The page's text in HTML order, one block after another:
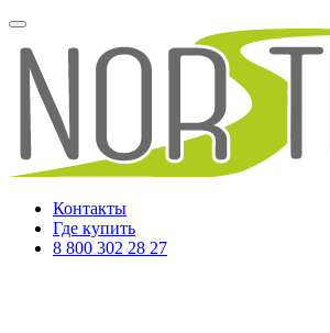
Контакты
Где купить
8 800 302 28 27